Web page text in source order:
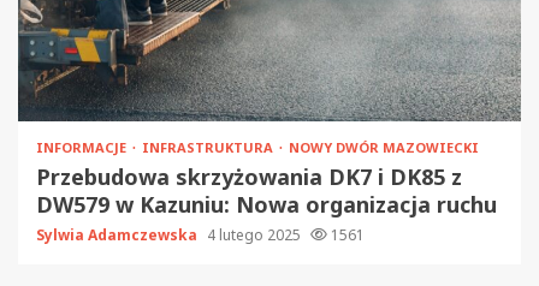
INFORMACJE INFRASTRUKTURA NOWY DWÓR MAZOWIECKI
Przebudowa skrzyżowania DK7 i DK85 z
DW579 w Kazuniu: Nowa organizacja ruchu
Sylwia Adamczewska 4 lutego 2025 1561